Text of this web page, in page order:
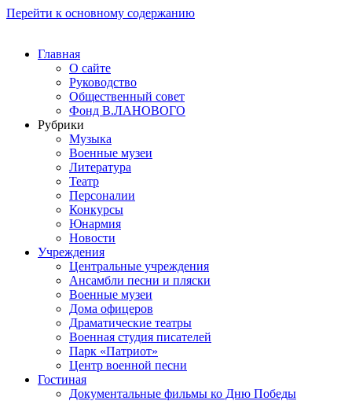
Перейти к основному содержанию
Главная
О сайте
Руководство
Общественный совет
Фонд В.ЛАНОВОГО
Рубрики
Музыка
Военные музеи
Литература
Театр
Персоналии
Конкурсы
Юнармия
Новости
Учреждения
Центральные учреждения
Ансамбли песни и пляски
Военные музеи
Дома офицеров
Драматические театры
Военная студия писателей
Парк «Патриот»
Центр военной песни
Гостиная
Документальные фильмы ко Дню Победы